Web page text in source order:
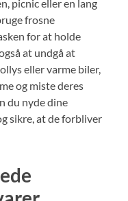
picnic eller en lang
frosne
for at holde
at undgå at
eller varme biler,
og miste deres
du nyde dine
sikre, at de forbliver